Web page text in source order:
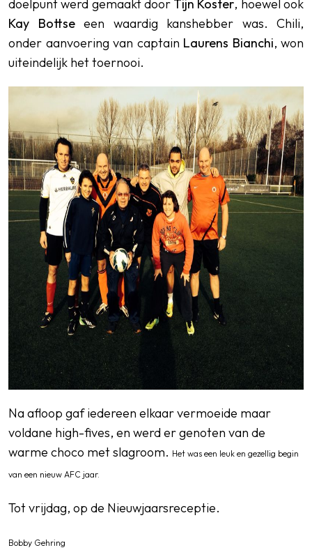
doelpunt werd gemaakt door Tijn Koster, hoewel ook
Kay Bottseeen waardig kanshebber was. Chili,
onder aanvoering van captain Laurens Bianchi, won
uiteindelijk het toernooi.
Na afloop gaf iedereen elkaar vermoeide maar
voldane high-fives, en werd er genoten van de
warme choco met slagroom. Het was een leuk en gezellig begin
van een nieuw AFC jaar.
Tot vrijdag, op de Nieuwjaarsreceptie.
Bobby Gehring